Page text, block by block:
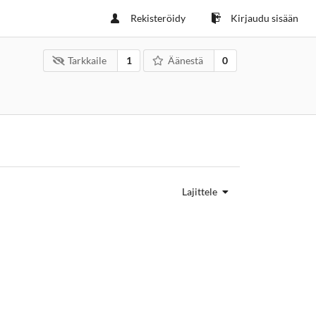
Rekisteröidy Kirjaudu sisään
Tarkkaile 1 Äänestä 0
Lajittele